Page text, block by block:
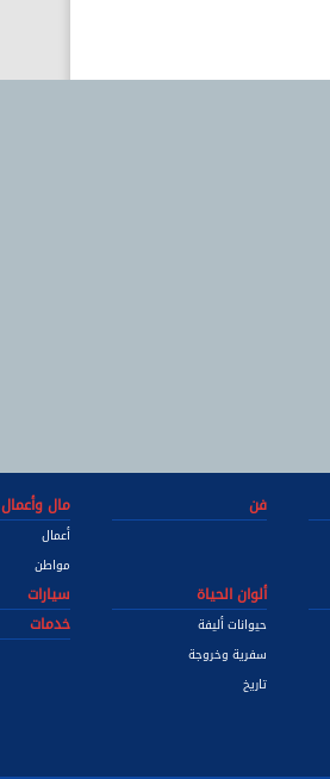
فن مال وأعمال
أعمال
مواطن
ألوان الحياة
حيوانات أليفة
سفرية وخروجة
تاريخ
سيارات
خدمات